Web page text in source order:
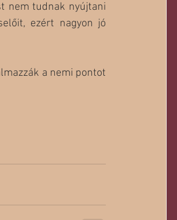
nem tudnak nyújtani
ezért nagyon jó
a nemi pontot